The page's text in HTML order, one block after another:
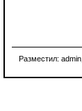
Разместил: admin